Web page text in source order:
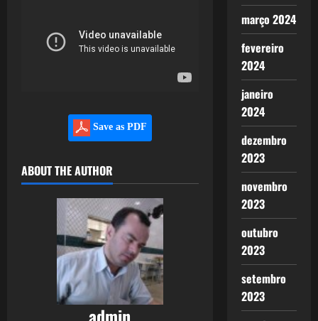
Save as PDF
ABOUT THE AUTHOR
admin
março 2024
fevereiro
2024
janeiro
2024
dezembro
2023
novembro
2023
outubro
2023
setembro
2023